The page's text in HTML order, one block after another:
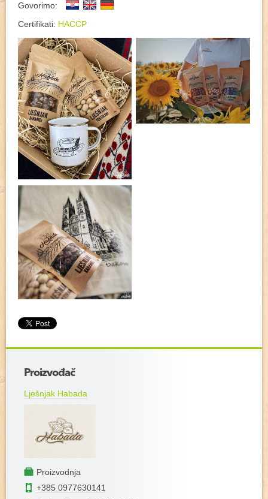
Govorimo:
Certifikati: HACCP
Proizvođač
Lješnjak Habada
Proizvodnja
+385 0977630141